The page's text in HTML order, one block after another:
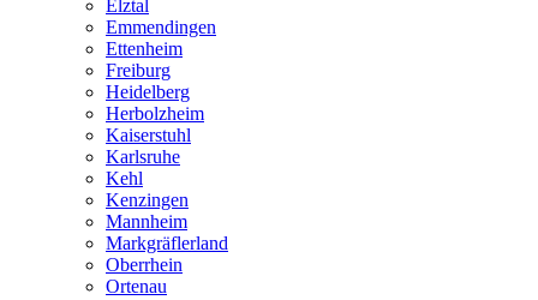
Elztal
Emmendingen
Ettenheim
Freiburg
Heidelberg
Herbolzheim
Kaiserstuhl
Karlsruhe
Kehl
Kenzingen
Mannheim
Markgräflerland
Oberrhein
Ortenau